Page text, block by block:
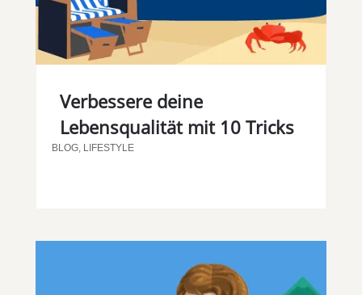
Verbessere deine
Lebensqualität mit 10 Tricks
BLOG, LIFESTYLE